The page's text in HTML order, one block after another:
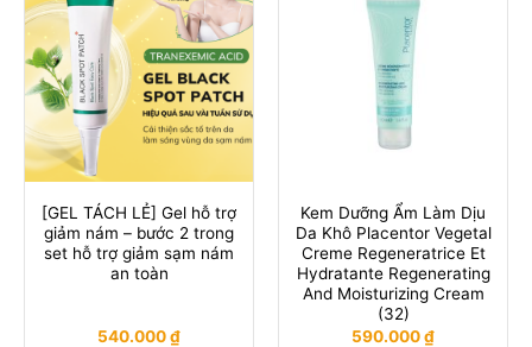
[GEL TÁCH LẺ] Gel hỗ trợ
giảm nám – bước 2 trong
set hỗ trợ giảm sạm nám
an toàn
540.000₫
Kem Dưỡng Ẩm Làm Dịu
Da Khô Placentor Vegetal
Creme Regeneratrice Et
Hydratante Regenerating
And Moisturizing Cream
(32)
590.000₫